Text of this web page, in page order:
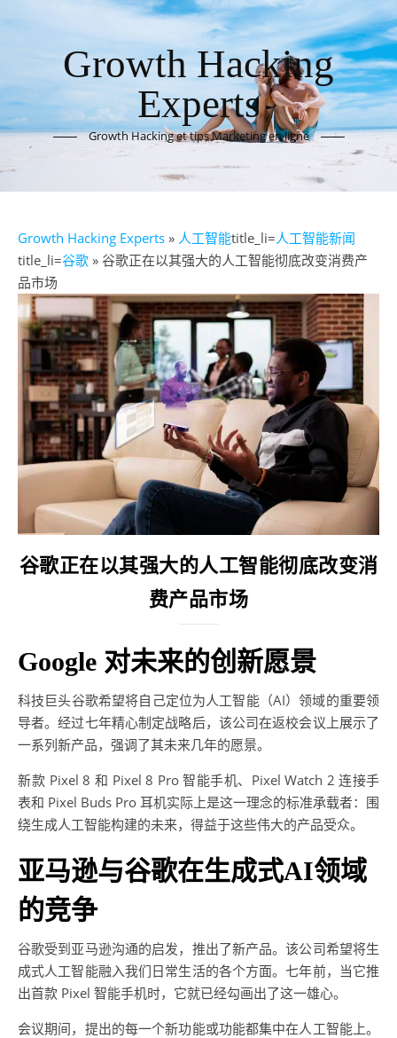
Growth Hacking
Experts
Growth Hacking et tips Marketing en ligne
Growth Hacking Experts » 人工智能title_li=人工智能新闻
title_li=谷歌 » 谷歌正在以其强大的人工智能彻底改变消费产
品市场
谷歌正在以其强大的人工智能彻底改变消
费产品市场
Google 对未来的创新愿景
科技巨头谷歌希望将自己定位为人工智能（AI）领域的重要领
导者。经过七年精心制定战略后，该公司在返校会议上展示了
一系列新产品，强调了其未来几年的愿景。
新款 Pixel 8 和 Pixel 8 Pro 智能手机、Pixel Watch 2 连接手
表和 Pixel Buds Pro 耳机实际上是这一理念的标准承载者：围
绕生成人工智能构建的未来，得益于这些伟大的产品受众。
亚马逊与谷歌在生成式AI领域
的竞争
谷歌受到亚马逊沟通的启发，推出了新产品。该公司希望将生
成式人工智能融入我们日常生活的各个方面。七年前，当它推
出首款 Pixel 智能手机时，它就已经勾画出了这一雄心。
会议期间，提出的每一个新功能或功能都集中在人工智能上。